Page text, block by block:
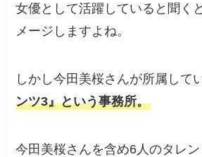
女優として活躍していると聞く
メージしますよね。
しかし今田美桜さんが所属して
ンツ3』という事務所。
今田美桜さんを含め6人のタレ